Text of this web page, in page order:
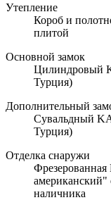
Утепление
Короб и
плитой
Основной замок
Цилиндровый
Турция)
Дополнительный
Сувальдный
Турция)
Отделка снаружи
американский"
наличника